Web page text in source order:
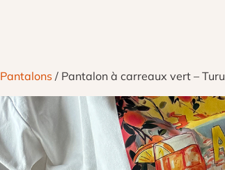
Pantalons / Pantalon à carreaux vert – Turu